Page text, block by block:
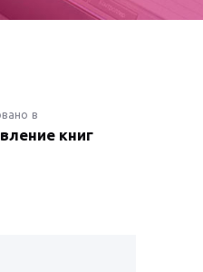
вПредыдущая
запись:книг